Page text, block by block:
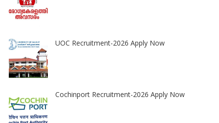
UOC Recruitment-2026 Apply Now
Cochinport Recruitment-2026 Apply Now